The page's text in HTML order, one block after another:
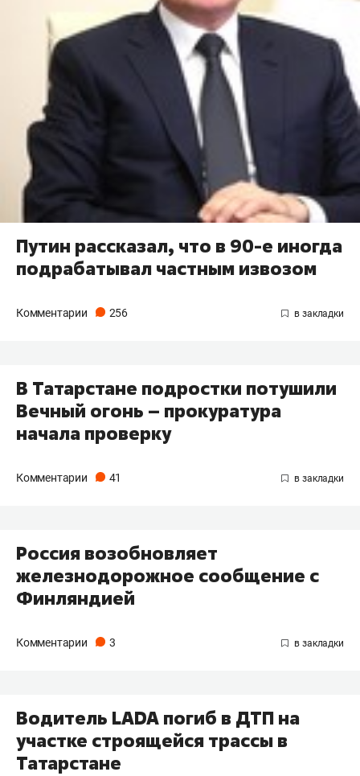
Путин рассказал, что в 90-е иногда
подрабатывал частным извозом
Комментарии 256
В Татарстане подростки потушили
Вечный огонь – прокуратура
начала проверку
Комментарии 41
Россия возобновляет
железнодорожное сообщение с
Финляндией
Комментарии 3
Водитель LADA погиб в ДТП на
участке строящейся трассы в
Татарстане